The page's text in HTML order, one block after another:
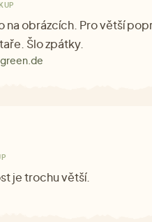
na obrázcích. Pro větší
Šlo zpátky.
je trochu větší.